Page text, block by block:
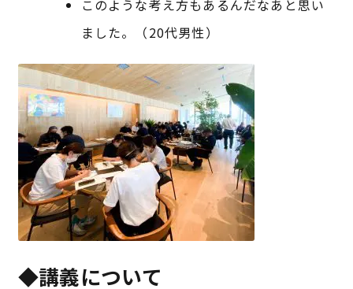
このような考え方もあるんだなあと思い
ました。（20代男性）
◆講義について